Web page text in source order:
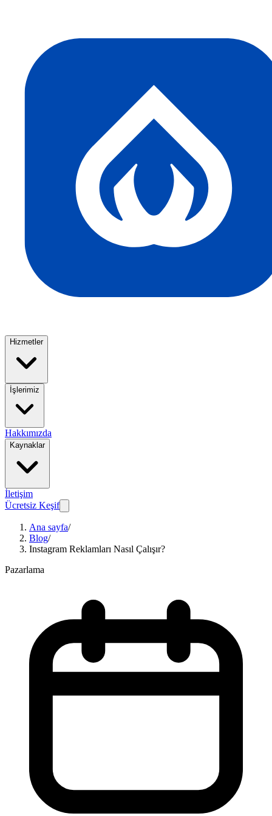
Hizmetler
İşlerimiz
Hakkımızda
Kaynaklar
İletişim
Ücretsiz Keşif
Ana sayfa/
Blog/
Instagram Reklamları Nasıl Çalışır?
Pazarlama